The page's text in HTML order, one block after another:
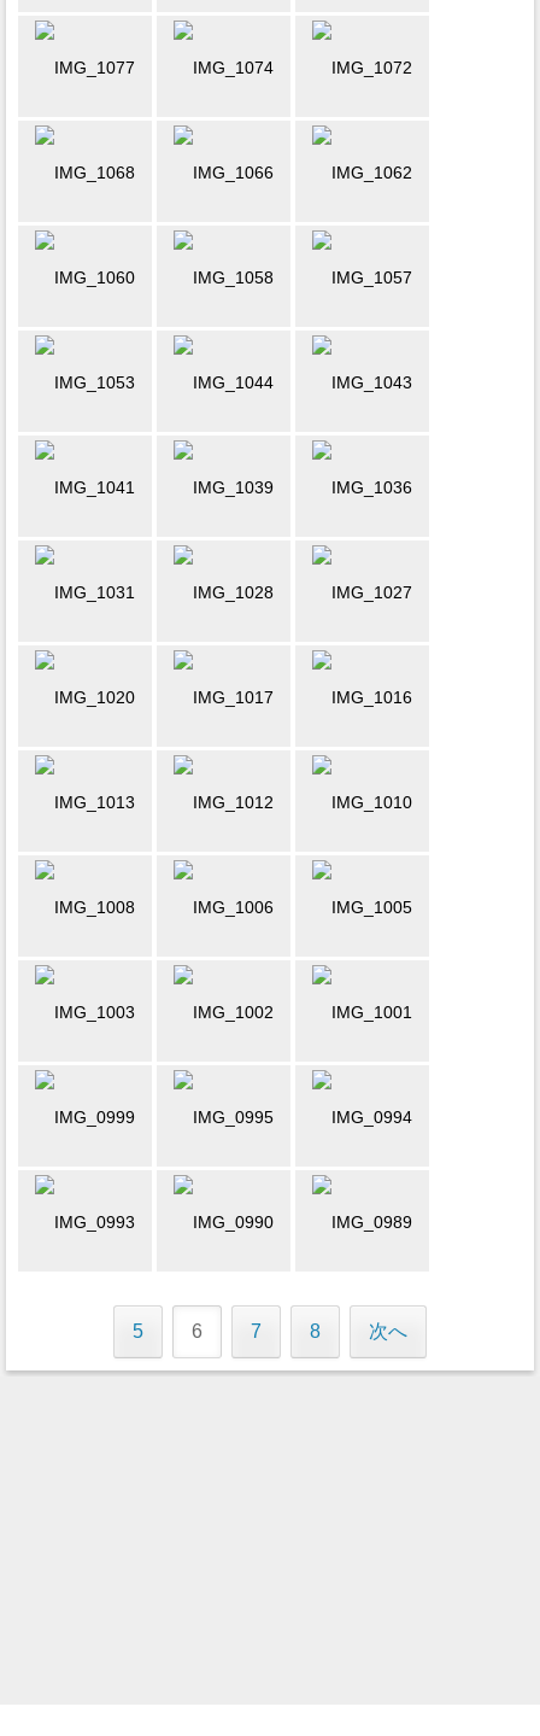
5 6 7 8 次へ